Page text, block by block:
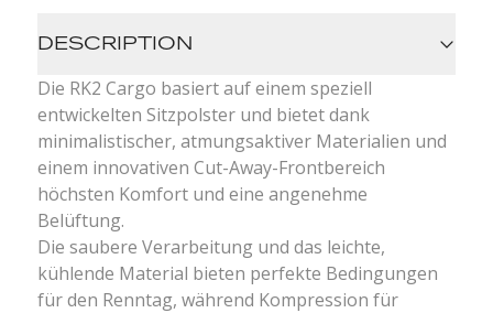
DESCRIPTION
Die RK2 Cargo basiert auf einem speziell
entwickelten Sitzpolster und bietet dank
minimalistischer, atmungsaktiver Materialien und
einem innovativen Cut-Away-Frontbereich
höchsten Komfort und eine angenehme
Belüftung.
Die saubere Verarbeitung und das leichte,
kühlende Material bieten perfekte Bedingungen
für den Renntag, während Kompression für